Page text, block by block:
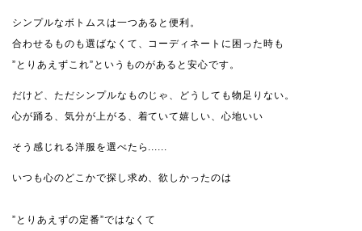
シンプルなボトムスは一つあると便利。
合わせるものも選ばなくて、コーディネートに困った時も
”とりあえずこれ”というものがあると安心です。
だけど、ただシンプルなものじゃ、どうしても物足りない。
心が踊る、気分が上がる、着ていて嬉しい、心地いい
そう感じれる洋服を選べたら......
いつも心のどこかで探し求め、欲しかったのは
”とりあえずの定番”ではなくて